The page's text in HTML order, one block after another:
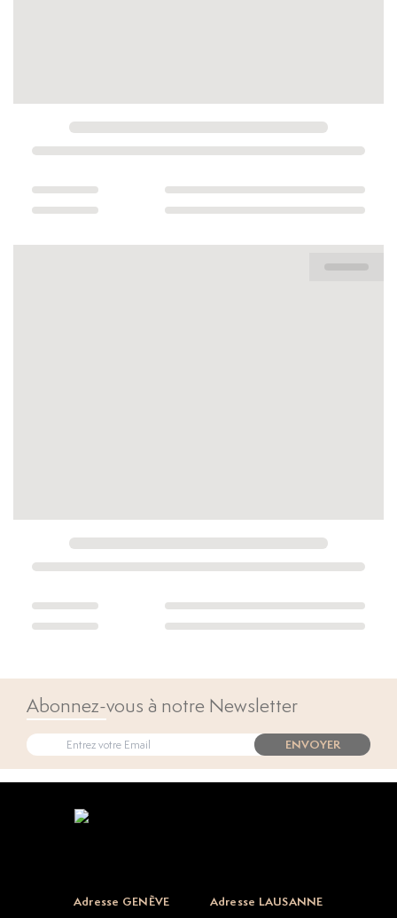
Abonnez-vous à notre Newsletter
ENVOYER
Adresse GENÈVE Adresse LAUSANNE